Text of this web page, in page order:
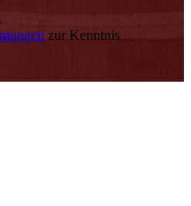
zur Kenntnis